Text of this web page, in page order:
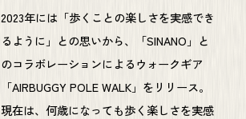
2023年には「歩くことの楽しさを実感でき
るように」との思いから、「SINANO」と
のコラボレーションによるウォークギア
「AIRBUGGY POLE WALK」をリリース。
現在は、何歳になっても歩く楽しさを実感